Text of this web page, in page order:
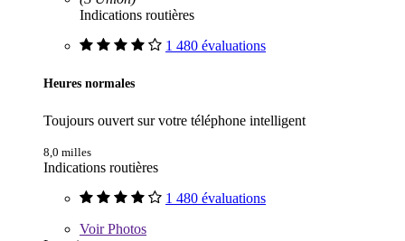
Indications routières
1 480 évaluations
Heures normales
Toujours ouvert sur votre téléphone intelligent
8,0 milles
Indications routières
1 480 évaluations
VoirPhotos